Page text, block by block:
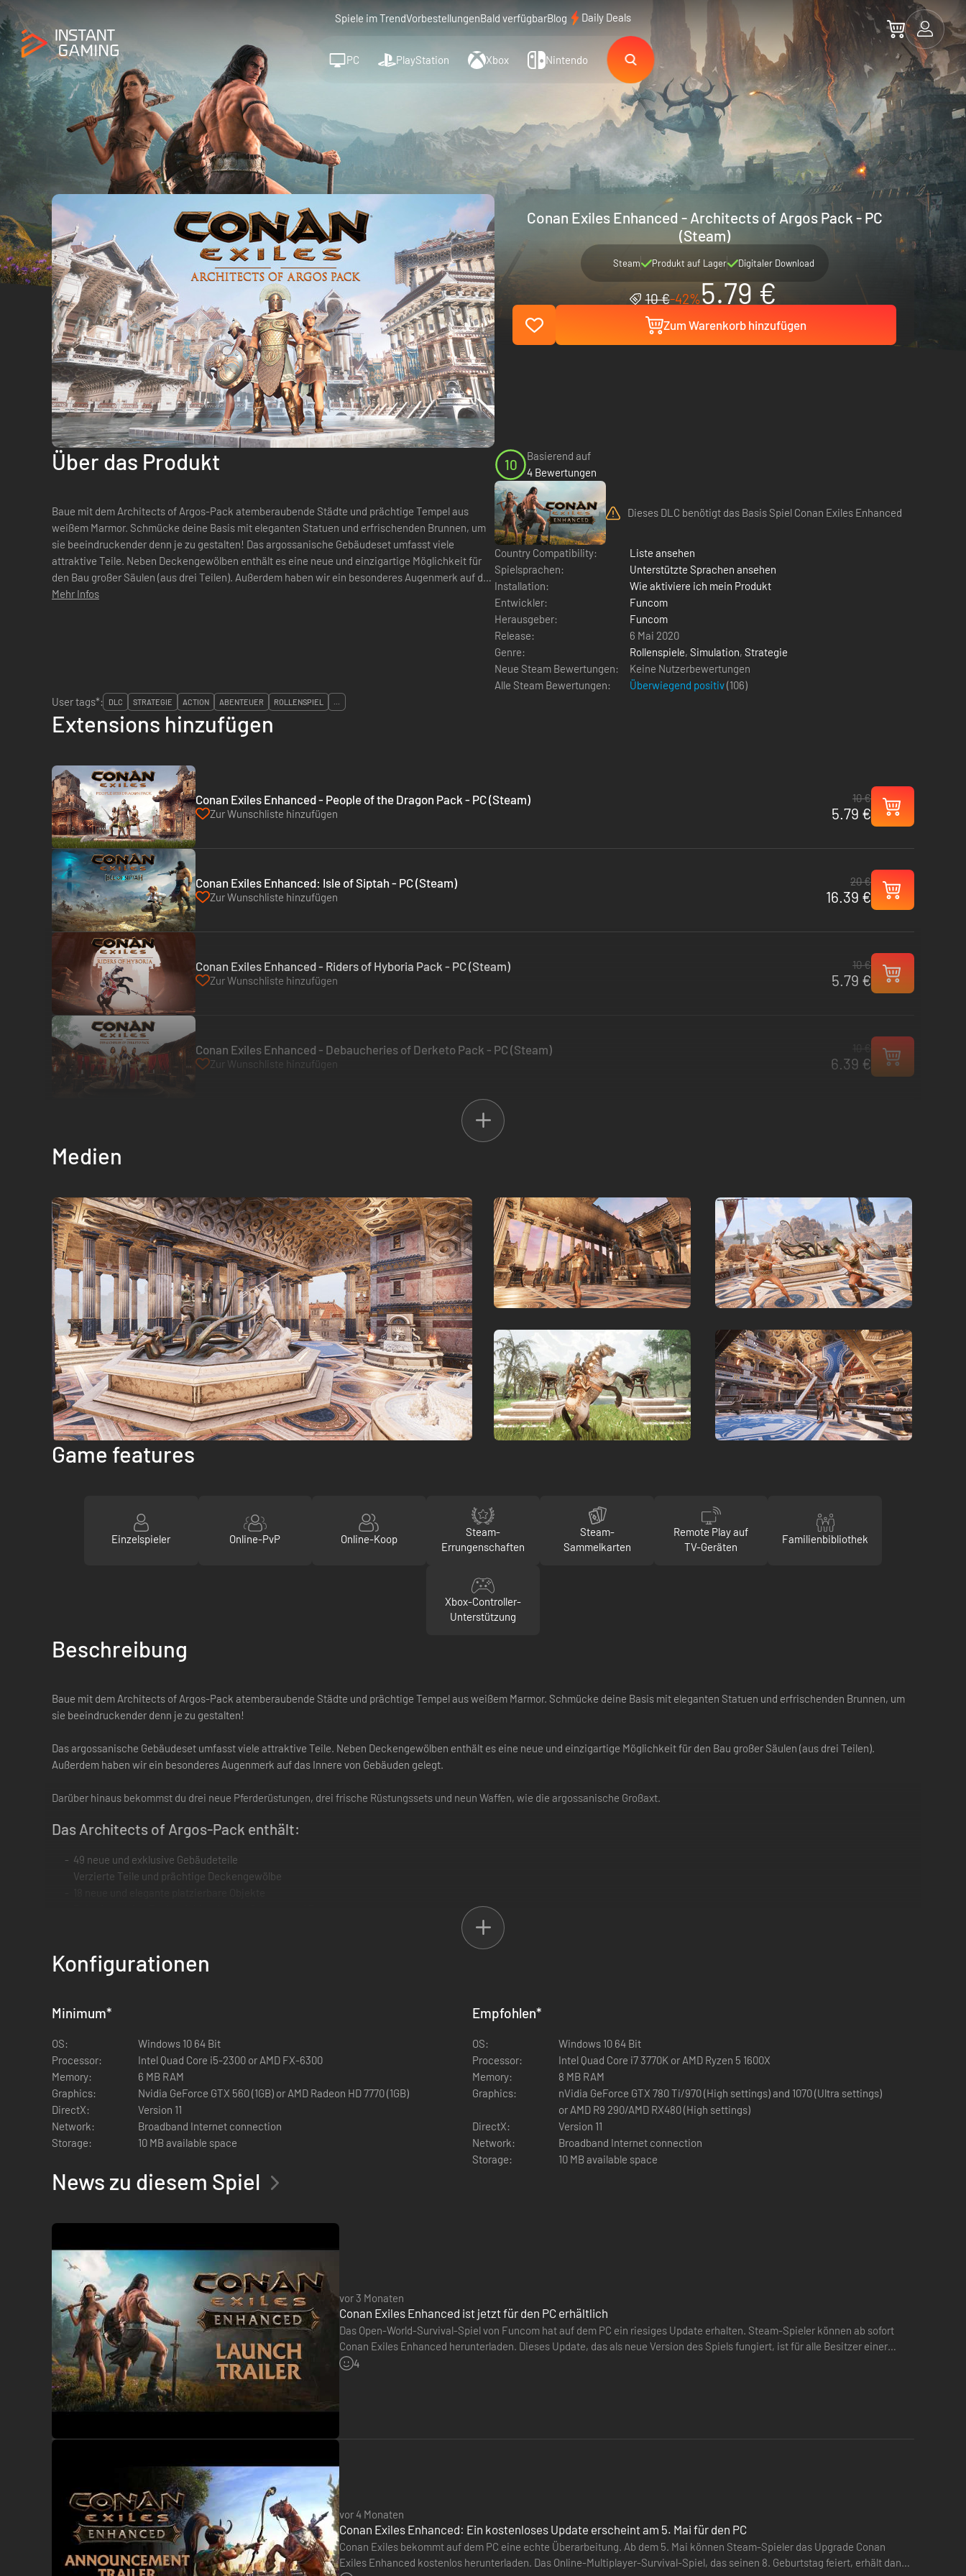
Spiele im TrendVorbestellungenBald verfügbarBlog Daily Deals
PC PlayStation Xbox Nintendo
Conan Exiles Enhanced - Architects of Argos Pack - PC
(Steam)
Steam Produkt auf Lager Digitaler Download
10 €-42%5.79 €
Zum Warenkorb hinzufügen
Über das Produkt
Baue mit dem Architects of Argos-Pack atemberaubende Städte und prächtige Tempel aus
weißem Marmor. Schmücke deine Basis mit eleganten Statuen und erfrischenden Brunnen, um
sie beeindruckender denn je zu gestalten! Das argossanische Gebäudeset umfasst viele
attraktive Teile. Neben Deckengewölben enthält es eine neue und einzigartige Möglichkeit für
den Bau großer Säulen (aus drei Teilen). Außerdem haben wir ein besonderes Augenmerk auf das
Mehr Infos
10
Basierend auf
4 Bewertungen
Dieses DLC benötigt das Basis Spiel Conan Exiles Enhanced
Country Compatibility:
Liste ansehen
Spielsprachen:
Unterstützte Sprachen ansehen
Installation:
Wie aktiviere ich mein Produkt
Entwickler:
Funcom
Herausgeber:
Funcom
Release:
6 Mai 2020
Genre:
Rollenspiele, Simulation, Strategie
Neue Steam Bewertungen:
Keine Nutzerbewertungen
Alle Steam Bewertungen:
Überwiegend positiv(106)
User tags*:
DLC STRATEGIE ACTION ABENTEUER ROLLENSPIEL ...
Extensions hinzufügen
Conan Exiles Enhanced - People of the Dragon Pack - PC (Steam)
Zur Wunschliste hinzufügen
10 €
5.79 €
Conan Exiles Enhanced: Isle of Siptah - PC (Steam)
Zur Wunschliste hinzufügen
20 €
16.39 €
Conan Exiles Enhanced - Riders of Hyboria Pack - PC (Steam)
Zur Wunschliste hinzufügen
10 €
5.79 €
Conan Exiles Enhanced - Debaucheries of Derketo Pack - PC (Steam)
Zur Wunschliste hinzufügen 6.39 €
Medien
Game features
Einzelspieler Online-PvP Online-Koop
Steam-
Errungenschaften
Steam-
Sammelkarten
Remote Play auf
TV-Geräten
Familienbibliothek
Xbox-Controller-
Unterstützung
Beschreibung
Baue mit dem Architects of Argos-Pack atemberaubende Städte und prächtige Tempel aus weißem Marmor. Schmücke deine Basis mit eleganten Statuen und erfrischenden Brunnen, um
sie beeindruckender denn je zu gestalten!
Das argossanische Gebäudeset umfasst viele attraktive Teile. Neben Deckengewölben enthält es eine neue und einzigartige Möglichkeit für den Bau großer Säulen (aus drei Teilen).
Außerdem haben wir ein besonderes Augenmerk auf das Innere von Gebäuden gelegt.
Darüber hinaus bekommst du drei neue Pferderüstungen, drei frische Rüstungssets und neun Waffen, wie die argossanische Großaxt.
Das Architects of Argos-Pack enthält:
49 neue und exklusive Gebäudeteile
Verzierte Teile und prächtige Deckengewölbe
15 neue Rüstungsteile (wie die Phalanx-Rüstung) in drei Sets
Leichte, mittlere und schwere Sets mit epischen Endspiel-Versionen.
Diese entsprechen Eisenwaffen und verfügen über epische Endspiel-Versionen.
Alle neuen Architects of Argos-Inhalte sind exklusiv in diesem DLC enthalten. Sie fügen dem Spiel zahlreiche neue optische Möglichkeiten hinzu, gewähren im Spiel aber keine Vorteile.
Alle neuen Objekte haben vergleichbare Werte wie die bereits vorhandenen Objekte.
Konfigurationen
Minimum*
OS:
Windows 10 64 Bit
Processor:
Intel Quad Core i5-2300 or AMD FX-6300
Memory:
6 MB RAM
Graphics:
Nvidia GeForce GTX 560 (1GB) or AMD Radeon HD 7770 (1GB)
DirectX:
Version 11
Network:
Broadband Internet connection
Storage:
10 MB available space
Empfohlen*
OS:
Windows 10 64 Bit
Processor:
Intel Quad Core i7 3770K or AMD Ryzen 5 1600X
Memory:
8 MB RAM
Graphics:
nVidia GeForce GTX 780 Ti/970 (High settings) and 1070 (Ultra settings)
or AMD R9 290/AMD RX480 (High settings)
DirectX:
Version 11
Network:
Broadband Internet connection
Storage:
10 MB available space
News zu diesem Spiel
vor 3 Monaten
Conan Exiles Enhanced ist jetzt für den PC erhältlich
Das Open-World-Survival-Spiel von Funcom hat auf dem PC ein riesiges Update erhalten. Steam-Spieler können ab sofort
Conan Exiles Enhanced herunterladen. Dieses Update, das als neue Version des Spiels fungiert, ist für alle Besitzer einer
Steam-Kopie kostenlos. Es bringt Conan Exiles auf die Unreal…
4
vor 4 Monaten
Conan Exiles Enhanced: Ein kostenloses Update erscheint am 5. Mai für den PC
Conan Exiles bekommt auf dem PC eine echte Überarbeitung. Ab dem 5. Mai können Steam-Spieler das Upgrade Conan
Exiles Enhanced kostenlos herunterladen. Das Online-Multiplayer-Survival-Spiel, das seinen 8. Geburtstag feiert, erhält dank